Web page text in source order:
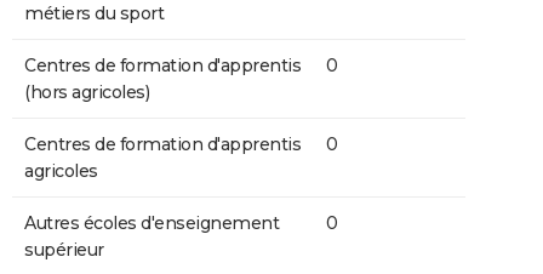
métiers du sport
Centres de formation d'apprentis
(hors agricoles)
0
Centres de formation d'apprentis
agricoles
0
Autres écoles d'enseignement
supérieur
0